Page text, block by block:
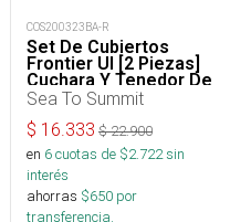
COS200323BA-R
Set De Cubiertos
Frontier Ul [2 Piezas]
Cuchara Y Tenedor De
Mango Largo
Sea To Summit
$ 16.333 $22.900
en 6cuotas de $2.722sin
interés
ahorras $650 por
transferencia.